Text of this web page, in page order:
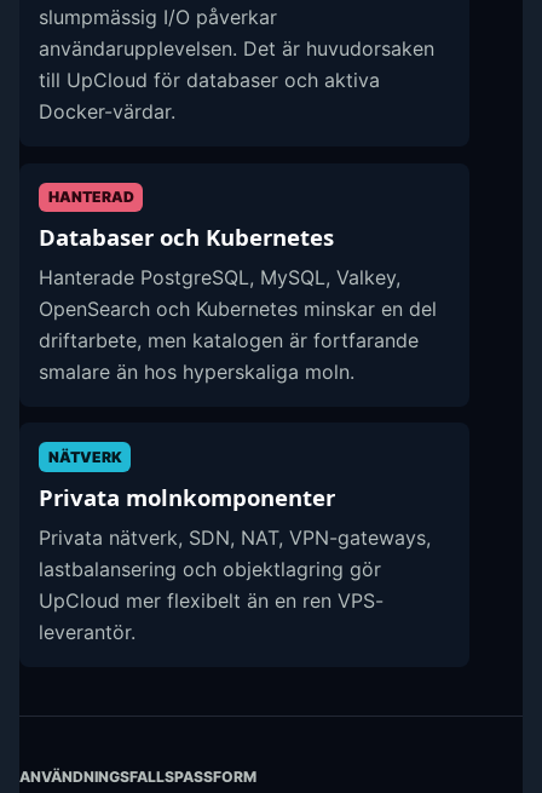
slumpmässig I/O påverkar
användarupplevelsen. Det är huvudorsaken
till UpCloud för databaser och aktiva
Docker-värdar.
HANTERAD
Databaser och Kubernetes
Hanterade PostgreSQL, MySQL, Valkey,
OpenSearch och Kubernetes minskar en del
driftarbete, men katalogen är fortfarande
smalare än hos hyperskaliga moln.
NÄTVERK
Privata molnkomponenter
Privata nätverk, SDN, NAT, VPN-gateways,
lastbalansering och objektlagring gör
UpCloud mer flexibelt än en ren VPS-
leverantör.
ANVÄNDNINGSFALLSPASSFORM